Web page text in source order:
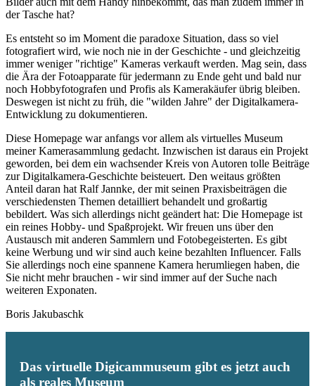
der Tasche hat?
Es entsteht so im Moment die paradoxe Situation, dass so viel
fotografiert wird, wie noch nie in der Geschichte - und gleichzeitig
immer weniger "richtige" Kameras verkauft werden. Mag sein, dass
die Ära der Fotoapparate für jedermann zu Ende geht und bald nur
noch Hobbyfotografen und Profis als Kamerakäufer übrig bleiben.
Deswegen ist nicht zu früh, die "wilden Jahre" der Digitalkamera-
Entwicklung zu dokumentieren.
Diese Homepage war anfangs vor allem als virtuelles Museum
meiner Kamerasammlung gedacht. Inzwischen ist daraus ein Projekt
geworden, bei dem ein wachsender Kreis von Autoren tolle Beiträge
zur Digitalkamera-Geschichte beisteuert. Den weitaus größten
Anteil daran hat Ralf Jannke, der mit seinen Praxisbeiträgen die
verschiedensten Themen detailliert behandelt und großartig
bebildert. Was sich allerdings nicht geändert hat: Die Homepage ist
ein reines Hobby- und Spaßprojekt. Wir freuen uns über den
Austausch mit anderen Sammlern und Fotobegeisterten. Es gibt
keine Werbung und wir sind auch keine bezahlten Influencer. Falls
Sie allerdings noch eine spannene Kamera herumliegen haben, die
Sie nicht mehr brauchen - wir sind immer auf der Suche nach
weiteren Exponaten.
Boris Jakubaschk
Das virtuelle Digicammuseum gibt es jetzt auch
als reales Museum